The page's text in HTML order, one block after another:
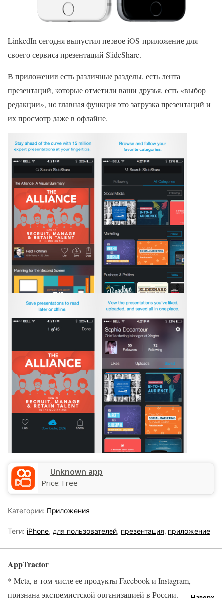
LinkedIn сегодня выпустил первое iOS-приложение для
своего сервиса презентаций SlideShare.
В приложении есть различные разделы, есть лента
презентаций, которые отметили ваши друзья, есть «выбор
редакции», но главная функция это загрузка презентаций и
их просмотр даже в офлайне.
Unknown app
Price: Free
Категории: Приложения
Теги: iPhone, для пользователей, презентация, приложение
AppTractor
* Meta, в том числе ее продукты Facebook и Instagram,
признана экстремистской организацией в России.